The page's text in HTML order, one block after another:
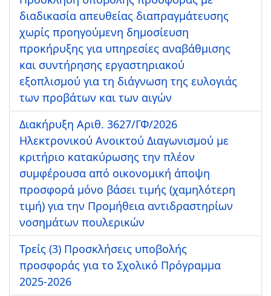
διαδικασία απευθείας διαπραγμάτευσης
χωρίς προηγούμενη δημοσίευση
προκήρυξης για υπηρεσίες αναβάθμισης
και συντήρησης εργαστηριακού
εξοπλισμού για τη διάγνωση της ευλογιάς
των προβάτων και των αιγών
Διακήρυξη Αριθ. 3627/ΓΦ/2026
Ηλεκτρονικού Ανοικτού Διαγωνισμού με
κριτήριο κατακύρωσης την πλέον
συμφέρουσα από οικονομική άποψη
προσφορά μόνο βάσει τιμής (χαμηλότερη
τιμή) για την Προμήθεια αντιδραστηρίων
νοσημάτων πουλερικών
Τρείς (3) Προσκλήσεις υποβολής
προσφοράς για το Σχολικό Πρόγραμμα
2025-2026